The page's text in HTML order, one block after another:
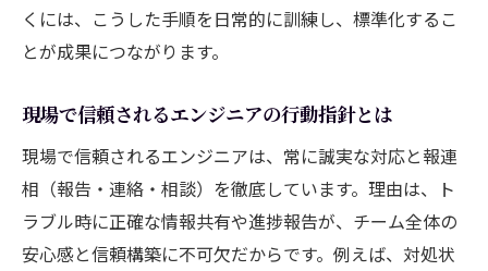
エンジニアが名古屋市で成長するための工
キャリア形成に活かせるエンジニアの習慣
エンジニアが挑戦するスキルアップの方法
現場で評価されるエンジニアの自己PR戦略
エンジニア同士の交流で広がる成長の可能
性
くには、こうした手順を日常的に訓練し、標準化するこ
とが成果につながります。
現場で信頼されるエンジニアの行動指針とは
現場で信頼されるエンジニアは、常に誠実な対応と報連
相（報告・連絡・相談）を徹底しています。理由は、ト
ラブル時に正確な情報共有や進捗報告が、チーム全体の
安心感と信頼構築に不可欠だからです。例えば、対処状